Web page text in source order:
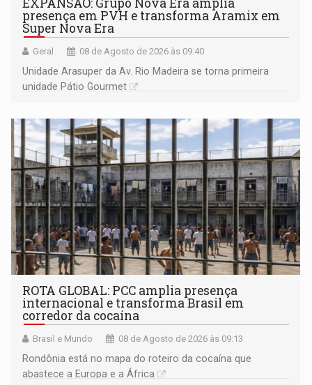
presença em PVH e transforma Aramix em
Super Nova Era
Geral 08 de Agosto de 2026 às 09:40
Unidade Arasuper da Av. Rio Madeira se torna primeira
unidade Pátio Gourmet
ROTA GLOBAL: PCC amplia presença
internacional e transforma Brasil em
corredor da cocaína
Brasil e Mundo 08 de Agosto de 2026 às 09:13
Rondônia está no mapa do roteiro da cocaína que
abastece a Europa e a África